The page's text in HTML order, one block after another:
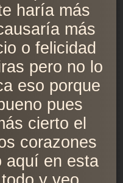
haría más
más
o felicidad
pero no lo
eso porque
pues
cierto el
corazones
aquí en esta